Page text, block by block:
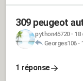
309 peugeot
python45720- 18
Georges106-
1 réponse